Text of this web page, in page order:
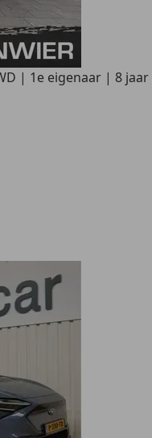
| 1e eigenaar | 8 jaar